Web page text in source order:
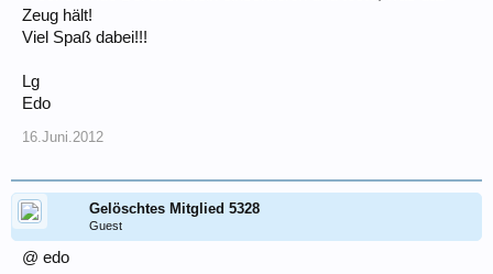
Zeug hält!
Viel Spaß dabei!!!
Lg
Edo
16.Juni.2012
Gelöschtes Mitglied 5328
Guest
@ edo